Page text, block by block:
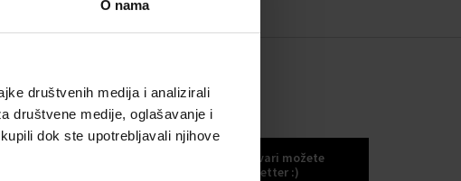
O nama
društvenih medija i analizirali
društvene medije, oglašavanje i
dok ste upotrebljavali njihove
KOKULETTER
Novosti, trendove i druge odlične stvari možete
primati ako se odlučite za naš kokuletter :)